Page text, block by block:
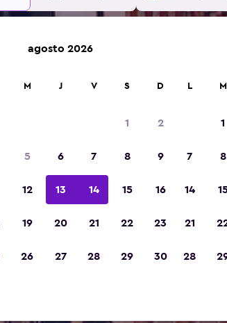
y alojamientos.
agosto 2026
M J V S D
1 2
5 6 7 8 9
12 13 14 15 16
19 20 21 22 23
26 27 28 29 30
L M
1
7 8
14
21
28